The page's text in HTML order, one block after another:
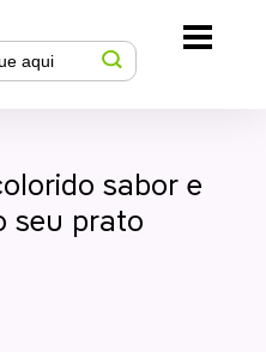
sabor e
seu prato